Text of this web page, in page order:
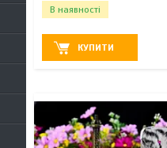
В наявності
КУПИТИ